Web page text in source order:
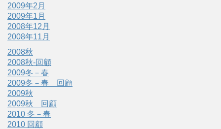
2009年2月
2009年1月
2008年12月
2008年11月
2008秋
2008秋-回顧
2009冬－春
2009冬－春 回顧
2009秋
2009秋 回顧
2010 冬－春
2010 回顧